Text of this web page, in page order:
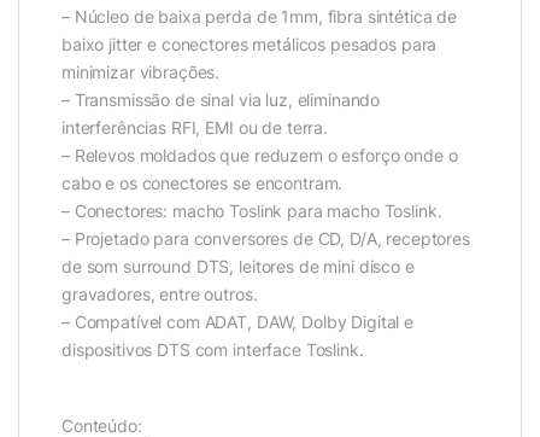
– Núcleo de baixa perda de 1mm, fibra sintética de
baixo jitter e conectores metálicos pesados para
minimizar vibrações.
– Transmissão de sinal via luz, eliminando
interferências RFI, EMI ou de terra.
– Relevos moldados que reduzem o esforço onde o
cabo e os conectores se encontram.
– Conectores: macho Toslink para macho Toslink.
– Projetado para conversores de CD, D/A, receptores
de som surround DTS, leitores de mini disco e
gravadores, entre outros.
– Compatível com ADAT, DAW, Dolby Digital e
dispositivos DTS com interface Toslink.
Conteúdo: